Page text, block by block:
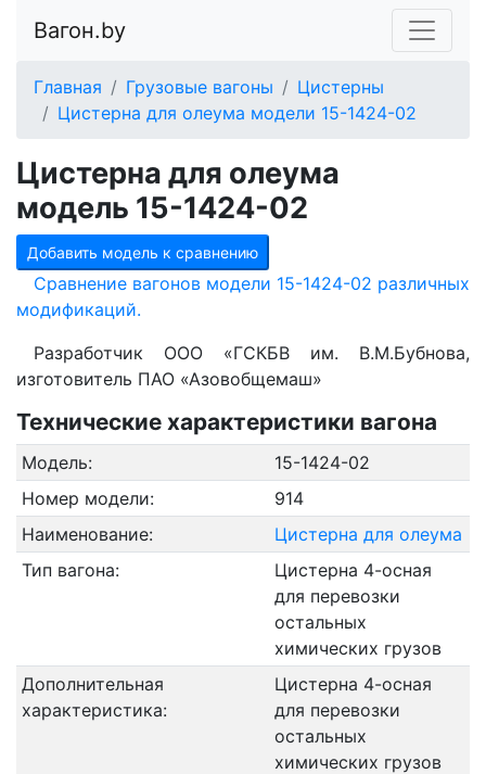
Вагон.by
Главная Грузовые вагоны
Цистерны
Цистерна для олеума модели 15-1424-02
Цистерна для олеума
модель 15-1424-02
Добавить модель к сравнению
Сравнение вагонов модели 15-1424-02 различных
модификаций.
Разработчик ООО «ГСКБВ им. В.М.Бубнова,
изготовитель ПАО «Азовобщемаш»
Технические характеристики вагона
Модель:
15-1424-02
Номер модели:
914
Наименование:
Цистерна для олеума
Тип вагона:
Цистерна 4-осная
для перевозки
остальных
химических грузов
Дополнительная
характеристика:
Цистерна 4-осная
для перевозки
остальных
химических грузов